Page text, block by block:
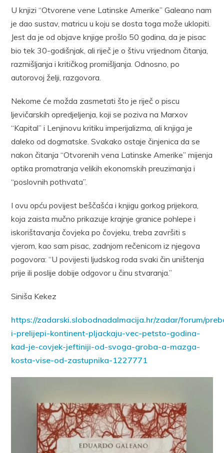
U knjizi “Otvorene vene Latinske Amerike” Galeano nam
je dao sustav, matricu u koju se dosta toga može uklopiti.
Jest da je od objave knjige prošlo 50 godina, da je pisac
bio tek 30-godišnjak, ali riječ je o štivu vrijednom čitanja,
razmišljanja i kritičkog promišljanja. Odnosno, po
autorovoj želji, razgovora.
Nekome će možda zasmetati što je riječ o piscu
ljevičarskih opredjeljenja, koji se poziva na Marxov
“Kapital” i Lenjinovu kritiku imperijalizma, ali knjiga je
daleko od dogmatske. Svakako ostaje činjenica da se
nakon čitanja “Otvorenih vena Latinske Amerike” mijenja
optika promatranja velikih ekonomskih preuzimanja i
“poslovnih pothvata”.
I ovu opću povijest beščašća i knjigu gorkog prijekora,
koja zaista mučno prikazuje krajnje granice pohlepe i
iskorištavanja čovjeka po čovjeku, treba završiti s
vjerom, kao sam pisac, zadnjom rečenicom iz njegova
pogovora: “U povijesti ljudskog roda svaki čin uništenja
prije ili poslije dobije odgovor u činu stvaranja.”
Siniša Kekez
https://zadarski.slobodnadalmacija.hr/zadar/forum/
i-prelijepi-kontinent-pljackaju-vec-petsto-godina-
kad-je-covjek-jeftiniji-od-svoga-groba-a-mazga-
kosta-vise-od-zastupnika-1227771